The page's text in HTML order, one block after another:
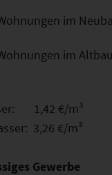
im
im
1,42 €/m³
3,26 €/m³
Gewerbe